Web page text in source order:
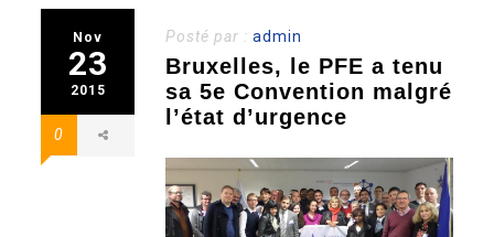
Nov
23
2015
0
Posté par :admin
Bruxelles, le PFE a tenu
sa 5e Convention malgré
l’état d’urgence